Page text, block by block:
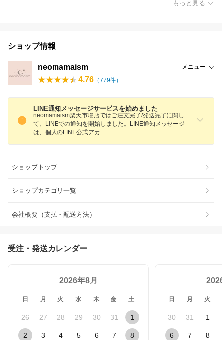
もっと見る
ショップ情報
neomamaism メニュー
4.76 （779件）
LINE通知メッセージサービスを始めました
neomamaism楽天市場店ではご注文完了/発送完了に関し
て、LINEでの通知を開始しました。LINE通知メッセージ
は、個人のLINE公式アカ
ショップトップ
ショップカテゴリ一覧
会社概要（支払・配送方法）
受注・発送カレンダー
2026年8月
日 月 火 水 木 金 土
26 27 28 29 30 31 1
2 3 4 5 6 7 8
日 月 火
30 31 1
6 7 8